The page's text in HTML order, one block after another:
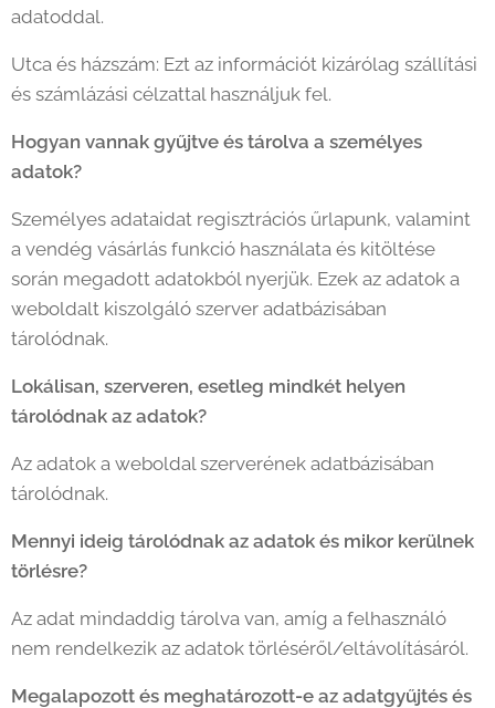
adatoddal.
Utca és házszám: Ezt az információt kizárólag szállítási
és számlázási célzattal használjuk fel.
Hogyan vannak gyűjtve és tárolva a személyes
adatok?
Személyes adataidat regisztrációs űrlapunk, valamint
a vendég vásárlás funkció használata és kitöltése
során megadott adatokból nyerjük. Ezek az adatok a
weboldalt kiszolgáló szerver adatbázisában
tárolódnak.
Lokálisan, szerveren, esetleg mindkét helyen
tárolódnak az adatok?
Az adatok a weboldal szerverének adatbázisában
tárolódnak.
Mennyi ideig tárolódnak az adatok és mikor kerülnek
törlésre?
Az adat mindaddig tárolva van, amíg a felhasználó
nem rendelkezik az adatok törléséről/eltávolításáról.
Megalapozott és meghatározott-e az adatgyűjtés és